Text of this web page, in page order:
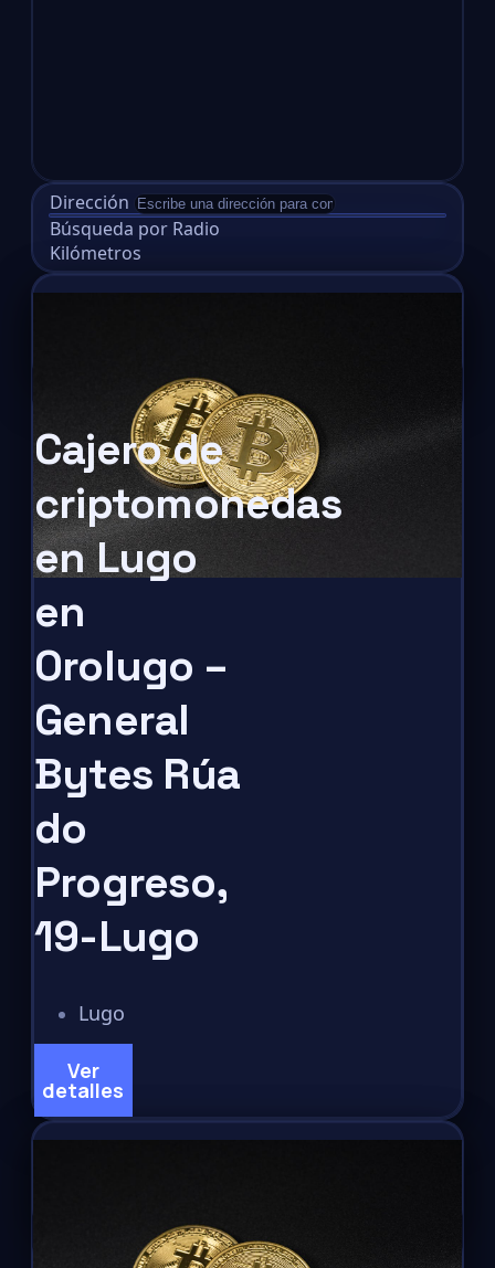
Dirección
Búsqueda por Radio
Kilómetros
Cajero de
criptomonedas
en Lugo
en
Orolugo –
General
Bytes Rúa
do
Progreso,
19-Lugo
Lugo
Ver
detalles